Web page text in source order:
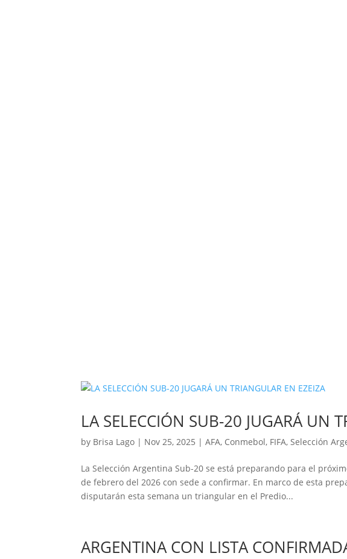
LA SELECCIÓN SUB-20 JUGARÁ UN
by Brisa Lago | Nov 25, 2025 |AFA, Conmebol, FIFA,Selección
La Selección Argentina Sub-20 se está preparando para el
de febrero del 2026 con sede a confirmar. En marco de esta
disputarán esta semana un triangular en el Predio...
ARGENTINA CON LISTA